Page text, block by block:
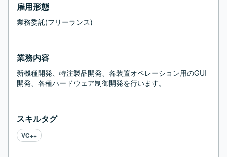
雇用形態
業務委託(フリーランス)
業務内容
新機種開発、特注製品開発、各装置オペレーション用のGUI
開発、各種ハードウェア制御開発を行います。
スキルタグ
VC++